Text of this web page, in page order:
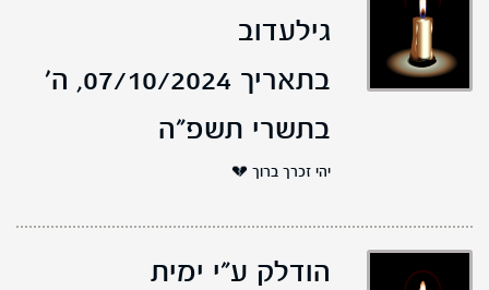
גילעדוב
בתאריך 07/10/2024,
ה'
בתשרי תשפ"ה
יהי זכרך ברוך 💔
הודלק ע"י ימית